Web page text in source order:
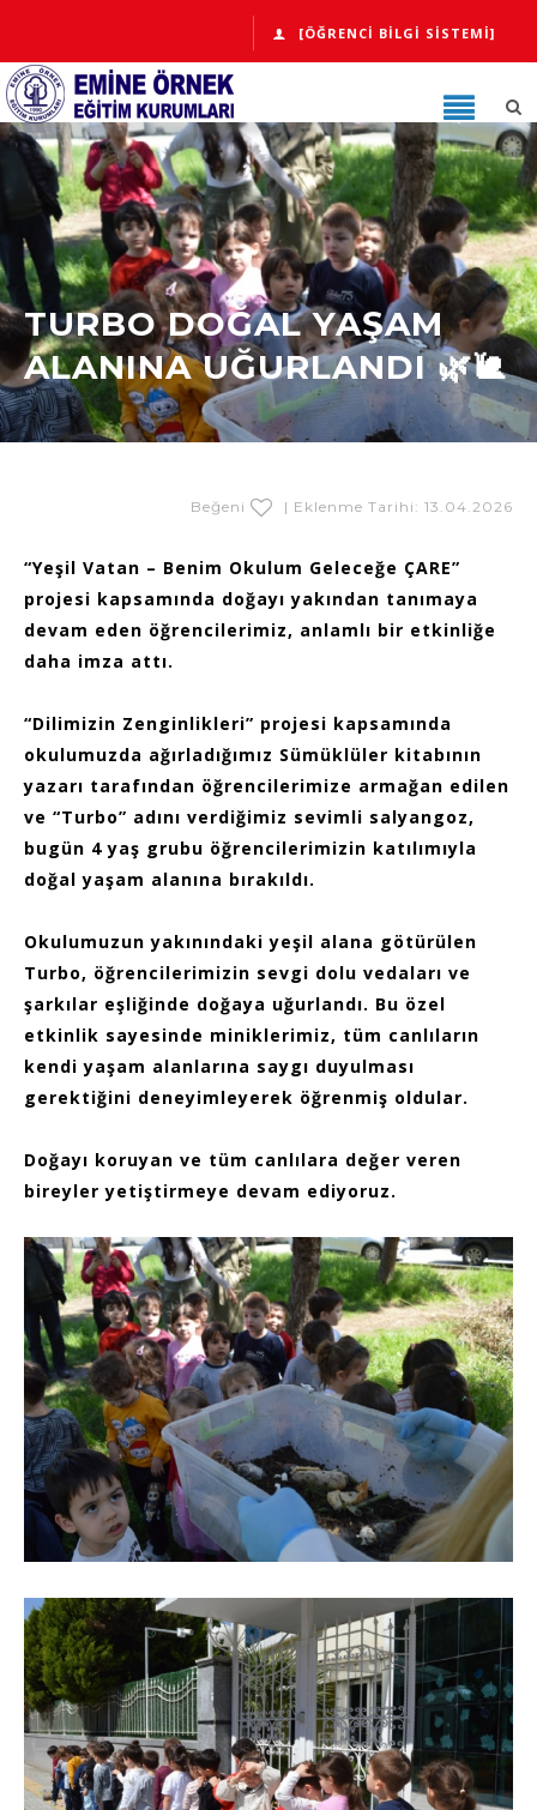
[ÖĞRENCI BILGI SISTEMI]
TURBO DOĞAL YAŞAM
ALANINA UĞURLANDI 🌿🐌
Beğeni | Eklenme Tarihi: 13.04.2026
“Yeşil Vatan – Benim Okulum Geleceğe ÇARE”
projesi kapsamında doğayı yakından tanımaya
devam eden öğrencilerimiz, anlamlı bir etkinliğe
daha imza attı.
“Dilimizin Zenginlikleri” projesi kapsamında
okulumuzda ağırladığımız Sümüklüler kitabının
yazarı tarafından öğrencilerimize armağan edilen
ve “Turbo” adını verdiğimiz sevimli salyangoz,
bugün 4 yaş grubu öğrencilerimizin katılımıyla
doğal yaşam alanına bırakıldı.
Okulumuzun yakınındaki yeşil alana götürülen
Turbo, öğrencilerimizin sevgi dolu vedaları ve
şarkılar eşliğinde doğaya uğurlandı. Bu özel
etkinlik sayesinde miniklerimiz, tüm canlıların
kendi yaşam alanlarına saygı duyulması
gerektiğini deneyimleyerek öğrenmiş oldular.
Doğayı koruyan ve tüm canlılara değer veren
bireyler yetiştirmeye devam ediyoruz.